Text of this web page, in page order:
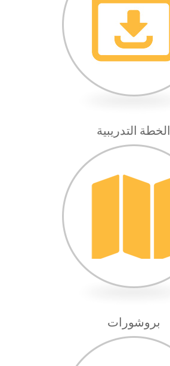
الخطة التدريبية
بروشورات